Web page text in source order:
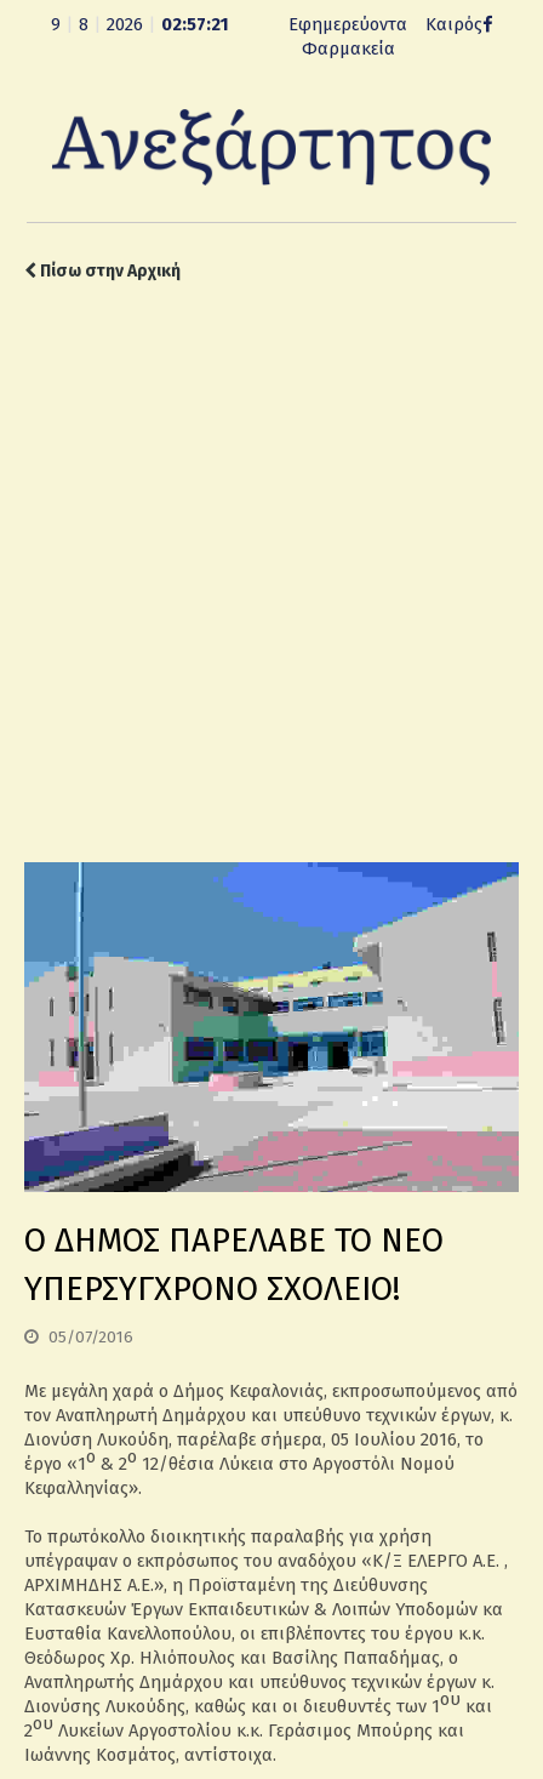
9 8 2026 02:57:22
Εφημερεύοντα
Φαρμακεία
Καιρός
Πίσω στην Αρχική
Ο ΔΗΜΟΣ ΠΑΡΕΛΑΒΕ ΤΟ ΝΕΟ
ΥΠΕΡΣΥΓΧΡΟΝΟ ΣΧΟΛΕΙΟ!
05/07/2016
Με μεγάλη χαρά ο Δήμος Κεφαλονιάς, εκπροσωπούμενος από
τον Αναπληρωτή Δημάρχου και υπεύθυνο τεχνικών έργων, κ.
Διονύση Λυκούδη, παρέλαβε σήμερα, 05 Ιουλίου 2016, το
έργο «1ο & 2ο 12/θέσια Λύκεια στο Αργοστόλι Νομού
Κεφαλληνίας».
Το πρωτόκολλο διοικητικής παραλαβής για χρήση
υπέγραψαν ο εκπρόσωπος του αναδόχου «Κ/Ξ ΕΛΕΡΓΟ Α.Ε. ,
ΑΡΧΙΜΗΔΗΣ Α.Ε.», η Προϊσταμένη της Διεύθυνσης
Κατασκευών Έργων Εκπαιδευτικών & Λοιπών Υποδομών κα
Ευσταθία Κανελλοπούλου, οι επιβλέποντες του έργου κ.κ.
Θεόδωρος Χρ. Ηλιόπουλος και Βασίλης Παπαδήμας, ο
Αναπληρωτής Δημάρχου και υπεύθυνος τεχνικών έργων κ.
Διονύσης Λυκούδης, καθώς και οι διευθυντές των 1ου και
2ου Λυκείων Αργοστολίου κ.κ. Γεράσιμος Μπούρης και
Ιωάννης Κοσμάτος, αντίστοιχα.